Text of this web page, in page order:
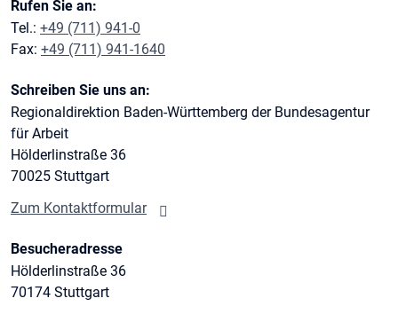
Rufen Sie an:
Tel.: +49 (711) 941-0
Fax: +49 (711) 941-1640
Schreiben Sie uns an:
Regionaldirektion Baden-Württemberg der Bundesagentur
für Arbeit
Hölderlinstraße 36
70025 Stuttgart
Zum Kontaktformular
Besucheradresse
Hölderlinstraße 36
70174 Stuttgart